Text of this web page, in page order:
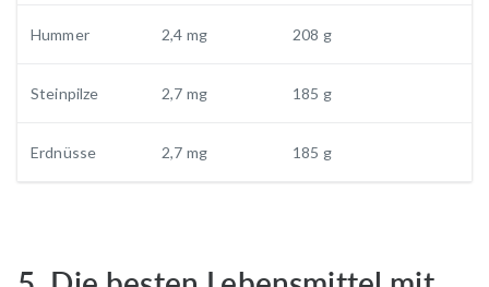
Hummer 2,4 mg 208 g
Steinpilze 2,7 mg 185 g
Erdnüsse 2,7 mg 185 g